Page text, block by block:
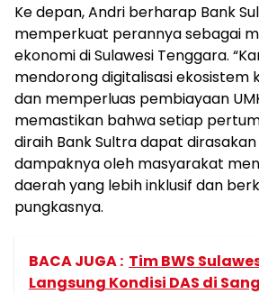
Ke depan, Andri berharap Bank
memperkuat perannya sebagai
ekonomi di Sulawesi Tenggara.
mendorong digitalisasi ekosistem
dan memperluas pembiayaan
memastikan bahwa setiap
diraih Bank Sultra dapat
dampaknya oleh masyarakat
daerah yang lebih inklusif dan
pungkasnya.
BACA JUGA : Tim BWS
Langsung Kondisi DAS di